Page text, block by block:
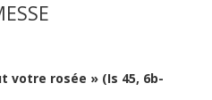
votre rosée » (Is 45, 6b-